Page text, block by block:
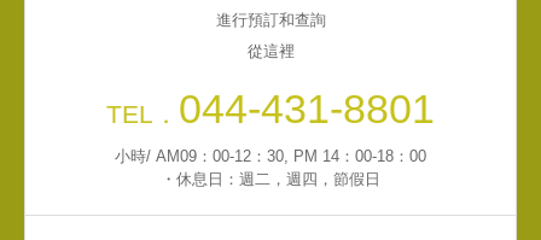
進行預訂和查詢
從這裡
TEL． 044-431-8801
小時/ AM09：00-12：30, PM 14：00-18：00
・休息日：週二，週四，節假日